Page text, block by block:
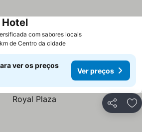
com sabores locais
Hotel
de Centro da cidade
ver os preços
Ver preços
Partilhar